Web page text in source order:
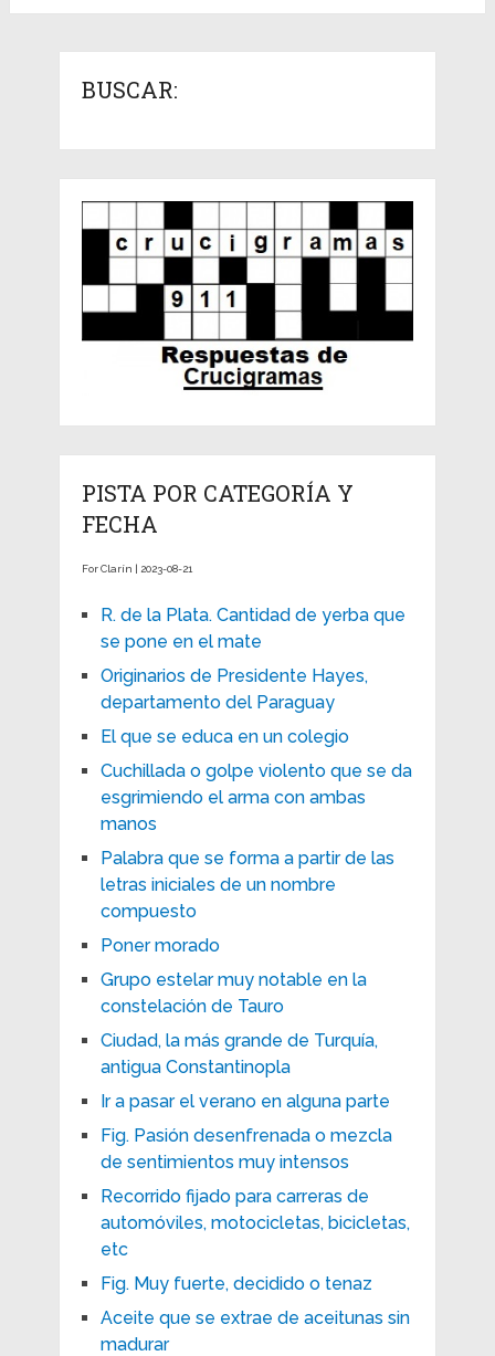
BUSCAR:
PISTA POR CATEGORÍA Y
FECHA
For Clarín | 2023-08-21
R. de la Plata. Cantidad de yerba que
se pone en el mate
Originarios de Presidente Hayes,
departamento del Paraguay
El que se educa en un colegio
Cuchillada o golpe violento que se da
esgrimiendo el arma con ambas
manos
Palabra que se forma a partir de las
letras iniciales de un nombre
compuesto
Poner morado
Grupo estelar muy notable en la
constelación de Tauro
Ciudad, la más grande de Turquía,
antigua Constantinopla
Ir a pasar el verano en alguna parte
Fig. Pasión desenfrenada o mezcla
de sentimientos muy intensos
Recorrido fijado para carreras de
automóviles, motocicletas, bicicletas,
etc
Fig. Muy fuerte, decidido o tenaz
Aceite que se extrae de aceitunas sin
madurar